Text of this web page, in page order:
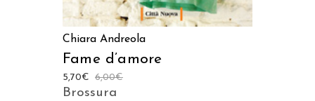
Chiara Andreola
Fame d’amore
6,00€
5,70€
Brossura